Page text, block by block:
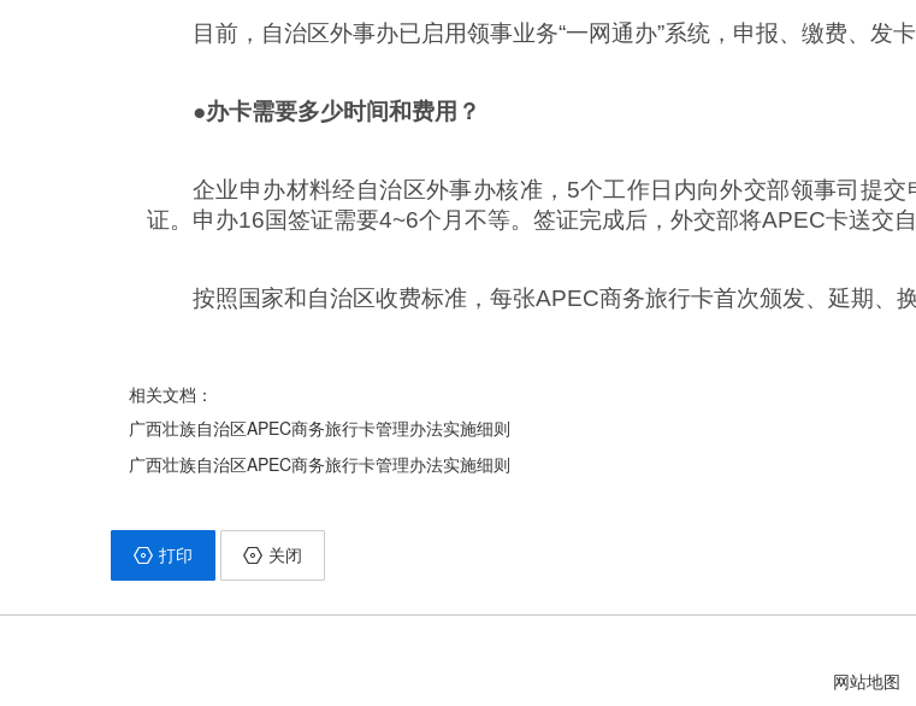
目前，自治区外事办已启用领事业务“一网通办”系统，申报、缴费、发
●办卡需要多少时间和费用？
企业申办材料经自治区外事办核准，5个工作日内向外交部领事司提
证。申办16国签证需要4~6个月不等。签证完成后，外交部将APEC卡送交自
按照国家和自治区收费标准，每张APEC商务旅行卡首次颁发、延期、
相关文档：
广西壮族自治区APEC商务旅行卡管理办法实施细则
广西壮族自治区APEC商务旅行卡管理办法实施细则
打印 关闭
网站地图